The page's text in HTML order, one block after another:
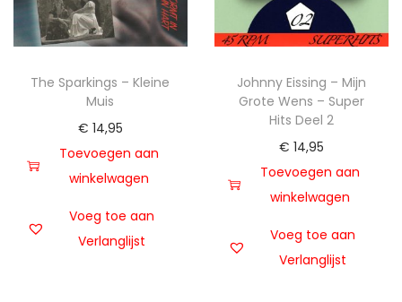
The Sparkings – Kleine
Muis
€ 14,95
Toevoegen aan
winkelwagen
Voeg toe aan
Verlanglijst
Johnny Eissing – Mijn
Grote Wens – Super
Hits Deel 2
€ 14,95
Toevoegen aan
winkelwagen
Voeg toe aan
Verlanglijst